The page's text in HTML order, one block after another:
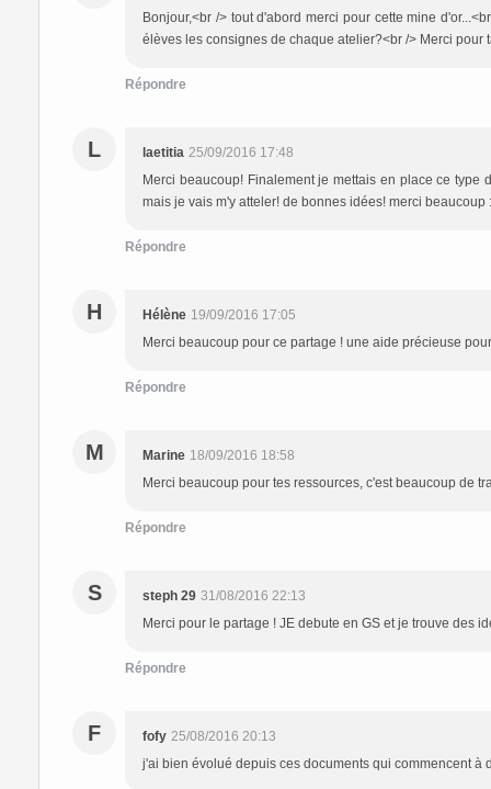
Bonjour,<br /> tout d'abord merci pour cette mine
élèves les consignes de chaque atelier?<br /> Merci pour
Répondre
L laetitia 25/09/2016 17:48
Merci beaucoup! Finalement je mettais en place ce
mais je vais m'y atteler! de bonnes idées! merci beaucoup
Répondre
H Hélène 19/09/2016 17:05
Merci beaucoup pour ce partage ! une aide précieuse
Répondre
M Marine 18/09/2016 18:58
Merci beaucoup pour tes ressources, c'est beaucoup de
Répondre
S steph 29 31/08/2016 22:13
Merci pour le partage ! JE debute en GS et je trouve des
Répondre
F fofy 25/08/2016 20:13
j'ai bien évolué depuis ces documents qui commencent à